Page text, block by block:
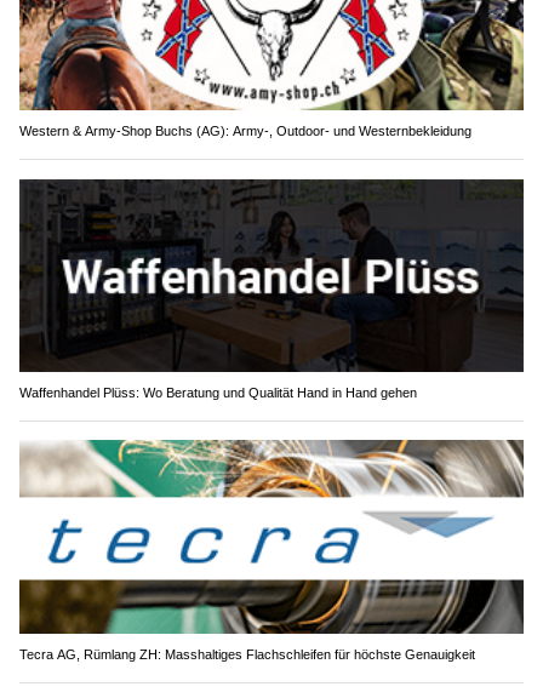
Western & Army-Shop Buchs (AG): Army-, Outdoor- und Westernbekleidung
Waffenhandel Plüss: Wo Beratung und Qualität Hand in Hand gehen
Tecra AG, Rümlang ZH: Masshaltiges Flachschleifen für höchste Genauigkeit